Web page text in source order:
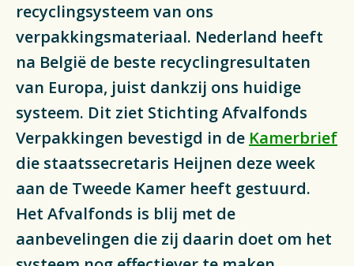
Verpakkingencatalogus
Pers
Contact
Downloads
De Plastic Wijzer
Deltaplan Circulaire Plastic
Verpakkingen
recyclingsysteem van ons
verpakkingsmateriaal. Nederland heeft
na België de beste recyclingresultaten
van Europa, juist dankzij ons huidige
systeem. Dit ziet Stichting Afvalfonds
Verpakkingen bevestigd in de Kamerbrief
die staatssecretaris Heijnen deze week
aan de Tweede Kamer heeft gestuurd.
Het Afvalfonds is blij met de
aanbevelingen die zij daarin doet om het